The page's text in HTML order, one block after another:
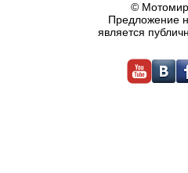
©
Предложение
является